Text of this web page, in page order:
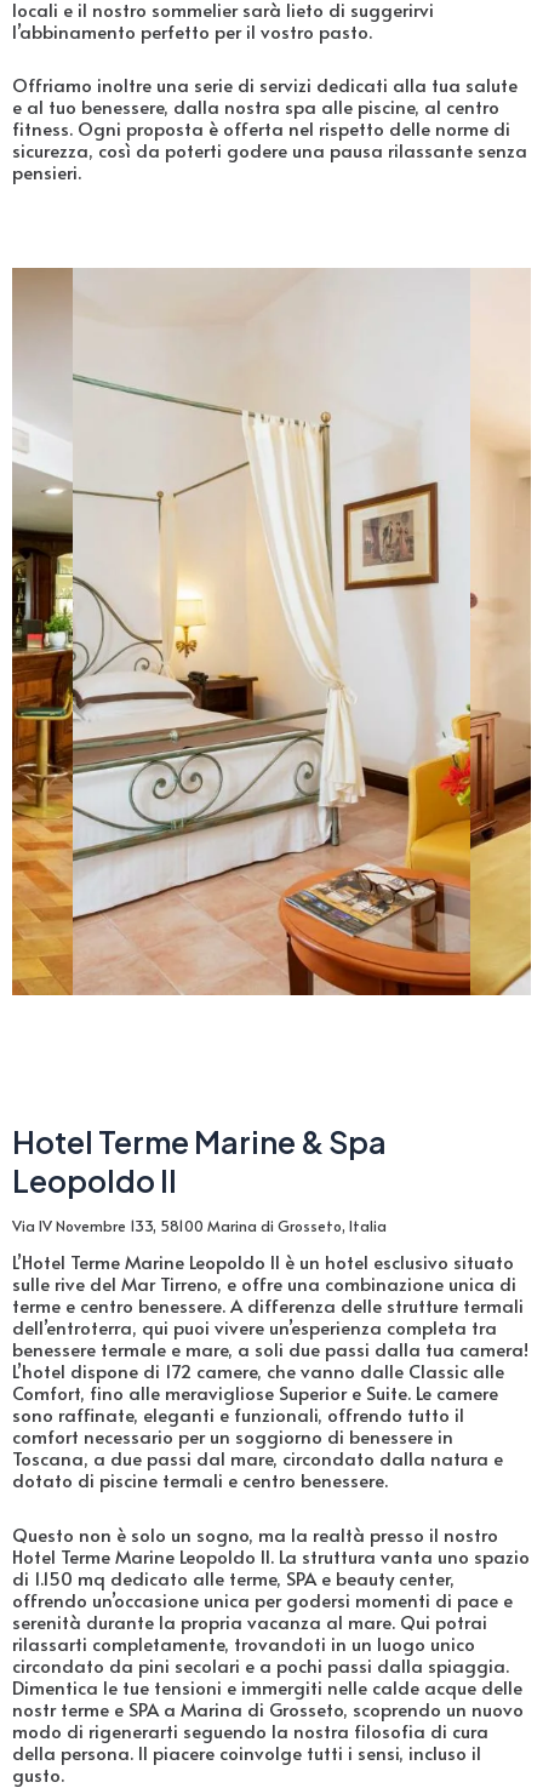
locali e il nostro sommelier sarà lieto di suggerirvi
l’abbinamento perfetto per il vostro pasto.
Offriamo inoltre una serie di servizi dedicati alla tua salute
e al tuo benessere, dalla nostra spa alle piscine, al centro
fitness. Ogni proposta è offerta nel rispetto delle norme di
sicurezza, così da poterti godere una pausa rilassante senza
pensieri.
Hotel Terme Marine & Spa
Leopoldo II
Via IV Novembre 133, 58100 Marina di Grosseto, Italia
L’Hotel Terme Marine Leopoldo II è un hotel esclusivo situato
sulle rive del Mar Tirreno, e offre una combinazione unica di
terme e centro benessere. A differenza delle strutture termali
dell’entroterra, qui puoi vivere un’esperienza completa tra
benessere termale e mare, a soli due passi dalla tua camera!
L’hotel dispone di 172 camere, che vanno dalle Classic alle
Comfort, fino alle meravigliose Superior e Suite. Le camere
sono raffinate, eleganti e funzionali, offrendo tutto il
comfort necessario per un soggiorno di benessere in
Toscana, a due passi dal mare, circondato dalla natura e
dotato di piscine termali e centro benessere.
Questo non è solo un sogno, ma la realtà presso il nostro
Hotel Terme Marine Leopoldo II. La struttura vanta uno spazio
di 1.150 mq dedicato alle terme, SPA e beauty center,
offrendo un’occasione unica per godersi momenti di pace e
serenità durante la propria vacanza al mare. Qui potrai
rilassarti completamente, trovandoti in un luogo unico
circondato da pini secolari e a pochi passi dalla spiaggia.
Dimentica le tue tensioni e immergiti nelle calde acque delle
nostr terme e SPA a Marina di Grosseto, scoprendo un nuovo
modo di rigenerarti seguendo la nostra filosofia di cura
della persona. Il piacere coinvolge tutti i sensi, incluso il
gusto.